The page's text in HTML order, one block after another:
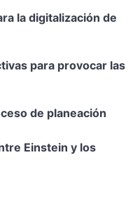
la digitalización de
para provocar las
de planeación
Einstein y los